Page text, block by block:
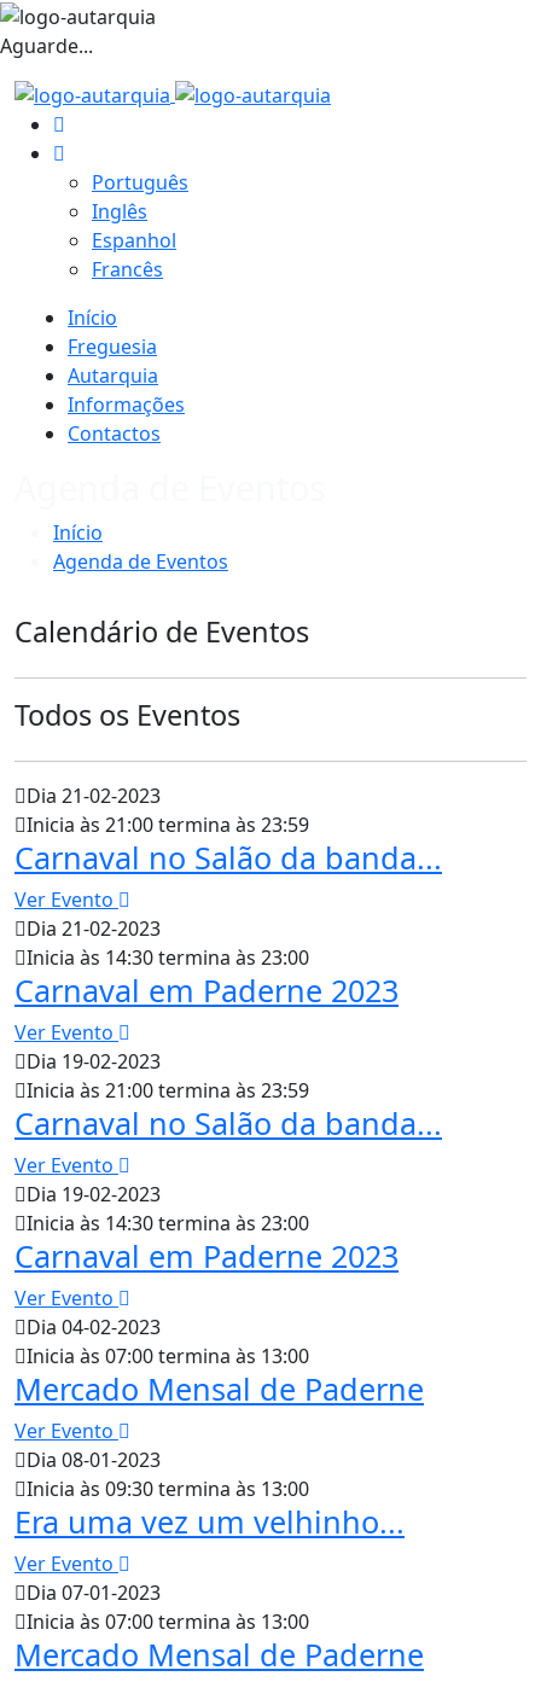
Aguarde...
Português
Inglês
Espanhol
Francês
Início
Freguesia
Autarquia
Informações
Contactos
Início
Agenda de Eventos
Calendário de Eventos
Todos os Eventos
Dia 21-02-2023
Inicia às 21:00 termina às 23:59
Carnaval no Salão da banda...
Ver Evento
Dia 21-02-2023
Inicia às 14:30 termina às 23:00
Carnaval em Paderne 2023
Ver Evento
Dia 19-02-2023
Inicia às 21:00 termina às 23:59
Carnaval no Salão da banda...
Ver Evento
Dia 19-02-2023
Inicia às 14:30 termina às 23:00
Carnaval em Paderne 2023
Ver Evento
Dia 04-02-2023
Inicia às 07:00 termina às 13:00
Mercado Mensal de Paderne
Ver Evento
Dia 08-01-2023
Inicia às 09:30 termina às 13:00
Era uma vez um velhinho...
Ver Evento
Dia 07-01-2023
Inicia às 07:00 termina às 13:00
Mercado Mensal de Paderne